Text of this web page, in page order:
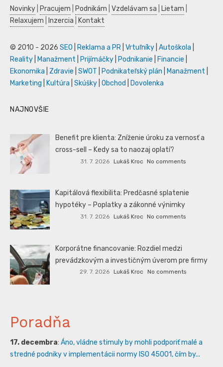
Novinky Pracujem Podnikám Vzdelávam sa Lietam
Relaxujem
Inzercia Kontakt
© 2010 - 2026 SEO Reklama a PR Vrtuľníky Autoškola
Reality
Manažment Prijímáčky Podnikanie Financie
Ekonomika
Zdravie SWOT Podnikateľský plán Manažment
Marketing
Kultúra Skúšky Obchod Dovolenka
NAJNOVŠIE
Benefit pre klienta: Zníženie úroku za vernosť a
cross-sell – Kedy sa to naozaj oplatí?
31. 7. 2026 Lukáš Kroc No comments
Kapitálová flexibilita: Predčasné splatenie
hypotéky – Poplatky a zákonné výnimky
31. 7. 2026 Lukáš Kroc No comments
Korporátne financovanie: Rozdiel medzi
prevádzkovým a investičným úverom pre firmy
29. 7. 2026 Lukáš Kroc No comments
Poradňa
17. decembra: Áno, vládne stimuly by mohli podporiť malé a
stredné podniky v implementácii normy ISO 45001, čím by...